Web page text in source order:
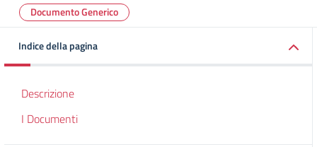
Documento Generico
Indice della pagina
Descrizione
I Documenti